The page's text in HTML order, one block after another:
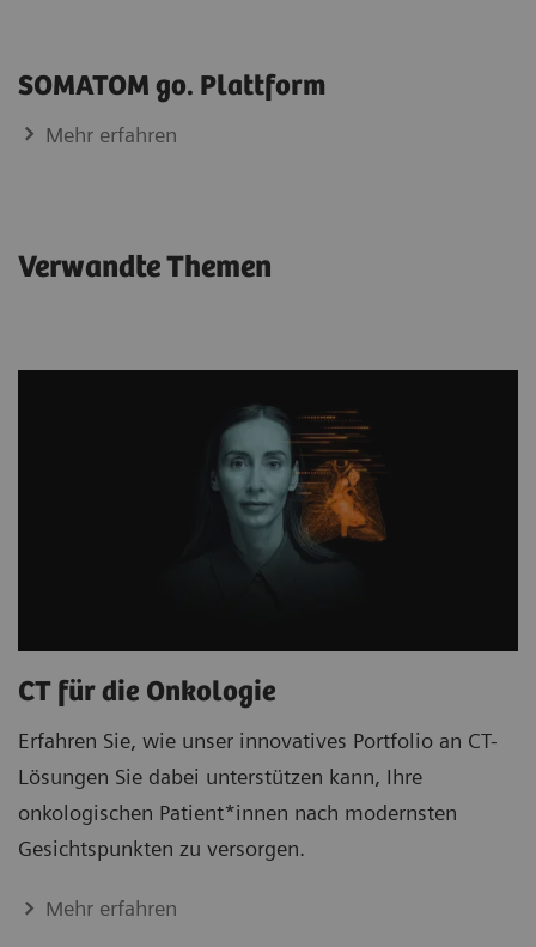
SOMATOM go. Plattform
Mehr erfahren
Verwandte Themen
CT für die Onkologie
Erfahren Sie, wie unser innovatives Portfolio an CT-
Lösungen Sie dabei unterstützen kann, Ihre
onkologischen Patient*innen nach modernsten
Gesichtspunkten zu versorgen.
Mehr erfahren